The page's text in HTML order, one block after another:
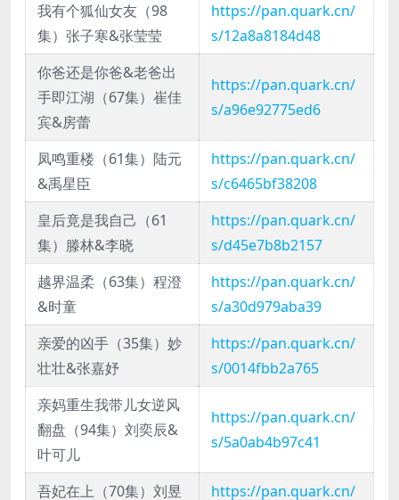
我有个狐仙女友（98
集）张子寒&张莹莹
https://pan.quark.cn/
s/12a8a8184d48
你爸还是你爸&老爸出
手即江湖（67集）崔佳
宾&房蕾
https://pan.quark.cn/
s/a96e92775ed6
凤鸣重楼（61集）陆元
&禹星臣
https://pan.quark.cn/
s/c6465bf38208
皇后竟是我自己（61
集）滕林&李晓
https://pan.quark.cn/
s/d45e7b8b2157
越界温柔（63集）程澄
&时童
https://pan.quark.cn/
s/a30d979aba39
亲爱的凶手（35集）妙
壮壮&张嘉妤
https://pan.quark.cn/
s/0014fbb2a765
亲妈重生我带儿女逆风
翻盘（94集）刘奕辰&
叶可儿
https://pan.quark.cn/
s/5a0ab4b97c41
吾妃在上（70集）刘昱
https://pan.quark.cn/